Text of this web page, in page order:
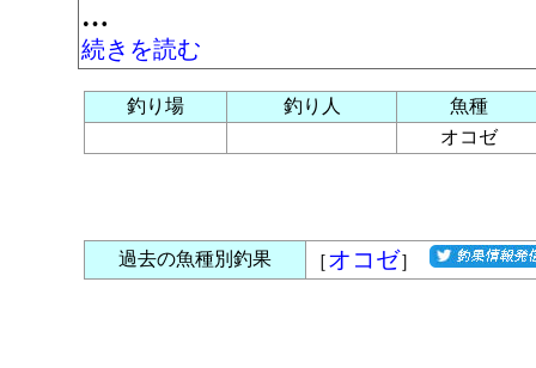
…
続きを読む
釣り場 釣り人
魚種
オコゼ
過去の魚種別釣果 ［オコゼ］